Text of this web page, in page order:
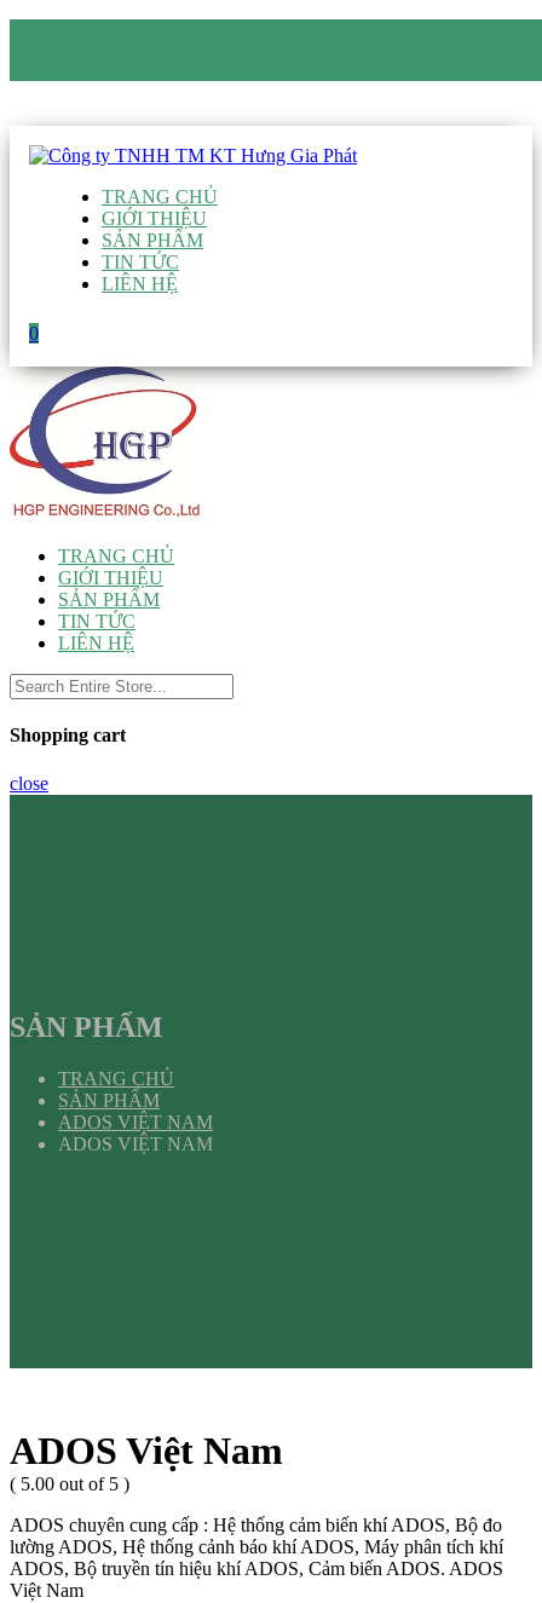
TRANG CHỦ
GIỚI THIỆU
SẢN PHẨM
TIN TỨC
LIÊN HỆ
0
TRANG CHỦ
GIỚI THIỆU
SẢN PHẨM
TIN TỨC
LIÊN HỆ
Shopping cart
close
SẢN PHẨM
TRANG CHỦ
SẢN PHẨM
ADOS VIỆT NAM
ADOS VIỆT NAM
ADOS Việt Nam
( 5.00 out of 5 )
ADOS chuyên cung cấp : Hệ thống cảm biến khí ADOS, Bộ đo
lường ADOS, Hệ thống cảnh báo khí ADOS, Máy phân tích khí
ADOS, Bộ truyền tín hiệu khí ADOS, Cảm biến ADOS. ADOS
Việt Nam